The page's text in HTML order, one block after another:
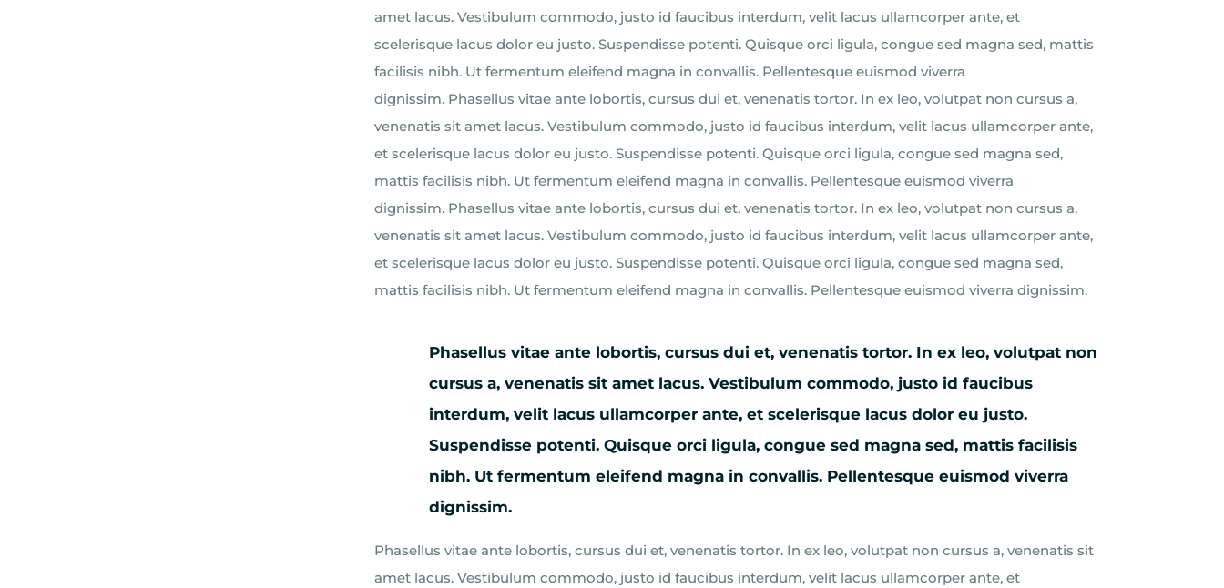
amet lacus. Vestibulum commodo, justo id faucibus interdum, velit lacus ullamcorper ante, et
scelerisque lacus dolor eu justo. Suspendisse potenti. Quisque orci ligula, congue sed magna sed, mattis
facilisis nibh. Ut fermentum eleifend magna in convallis. Pellentesque euismod viverra
dignissim. Phasellus vitae ante lobortis, cursus dui et, venenatis tortor. In ex leo, volutpat non cursus a,
venenatis sit amet lacus. Vestibulum commodo, justo id faucibus interdum, velit lacus ullamcorper ante,
et scelerisque lacus dolor eu justo. Suspendisse potenti. Quisque orci ligula, congue sed magna sed,
mattis facilisis nibh. Ut fermentum eleifend magna in convallis. Pellentesque euismod viverra
dignissim. Phasellus vitae ante lobortis, cursus dui et, venenatis tortor. In ex leo, volutpat non cursus a,
venenatis sit amet lacus. Vestibulum commodo, justo id faucibus interdum, velit lacus ullamcorper ante,
et scelerisque lacus dolor eu justo. Suspendisse potenti. Quisque orci ligula, congue sed magna sed,
mattis facilisis nibh. Ut fermentum eleifend magna in convallis. Pellentesque euismod viverra dignissim.
Phasellus vitae ante lobortis, cursus dui et, venenatis tortor. In ex leo, volutpat non
cursus a, venenatis sit amet lacus. Vestibulum commodo, justo id faucibus
interdum, velit lacus ullamcorper ante, et scelerisque lacus dolor eu justo.
Suspendisse potenti. Quisque orci ligula, congue sed magna sed, mattis facilisis
nibh. Ut fermentum eleifend magna in convallis. Pellentesque euismod viverra
dignissim.
Phasellus vitae ante lobortis, cursus dui et, venenatis tortor. In ex leo, volutpat non cursus a, venenatis sit
amet lacus. Vestibulum commodo, justo id faucibus interdum, velit lacus ullamcorper ante, et